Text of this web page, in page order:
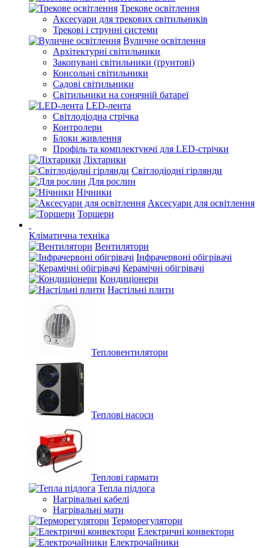
Трекове освітлення
Аксесуари для трекових світильників
Трекові і струнні системи
Вуличне освітлення
Архітектурні світильники
Закопувані світильники (ґрунтові)
Консольні світильники
Садові світильники
Світильники на сонячній батареї
LED-лента
Світлодіодна стрічка
Контролери
Блоки живлення
Профіль та комплектуючі для LED-стрічки
Ліхтарики
Світлодіодні гірлянди
Для рослин
Нічники
Аксесуари для освітлення
Торшери
Кліматична техніка
Вентилятори
Інфрачервоні обігрівачі
Керамічні обігрівачі
Кондиціонери
Настільні плити
Тепловентилятори
Теплові насоси
Теплові гармати
Тепла підлога
Нагрівальні кабелі
Нагрівальні мати
Терморегулятори
Електричні конвектори
Електрочайники